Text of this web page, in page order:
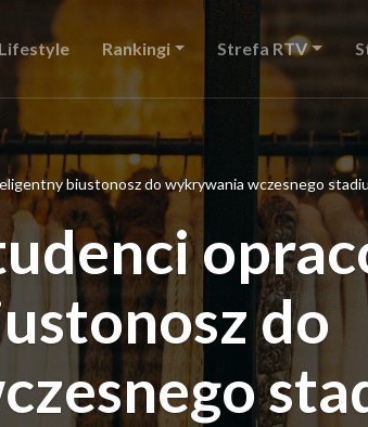
Lifestyle Rankingi Strefa RTV
biustonosz do wykrywania wczesnego
do